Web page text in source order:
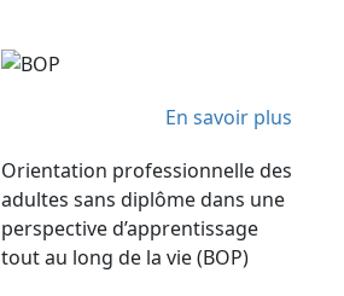
En savoir plus
Orientation professionnelle des
adultes sans diplôme dans une
perspective d’apprentissage
tout au long de la vie (BOP)